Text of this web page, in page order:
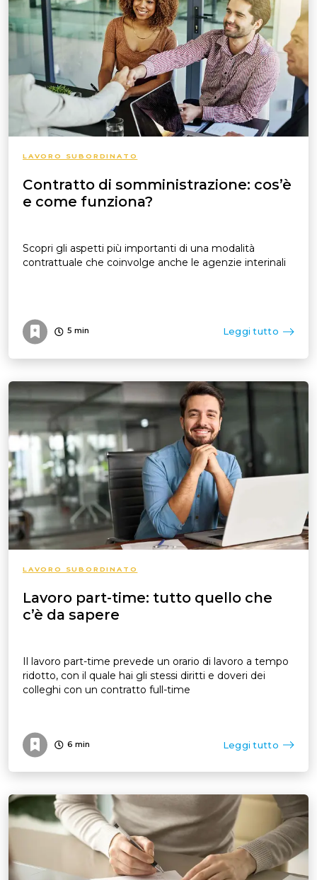
LAVORO SUBORDINATO
Contratto di somministrazione: cos’è
e come funziona?
Scopri gli aspetti più importanti di una modalità
contrattuale che coinvolge anche le agenzie interinali
5 min Leggi tutto
LAVORO SUBORDINATO
Lavoro part-time: tutto quello che
c’è da sapere
Il lavoro part-time prevede un orario di lavoro a tempo
ridotto, con il quale hai gli stessi diritti e doveri dei
colleghi con un contratto full-time
6 min Leggi tutto